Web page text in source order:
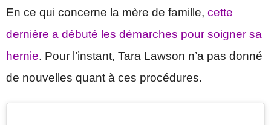
En ce qui concerne la mère de famille, cette
dernière a débuté les démarches pour soigner sa
hernie. Pour l’instant, Tara Lawson n’a pas donné
de nouvelles quant à ces procédures.